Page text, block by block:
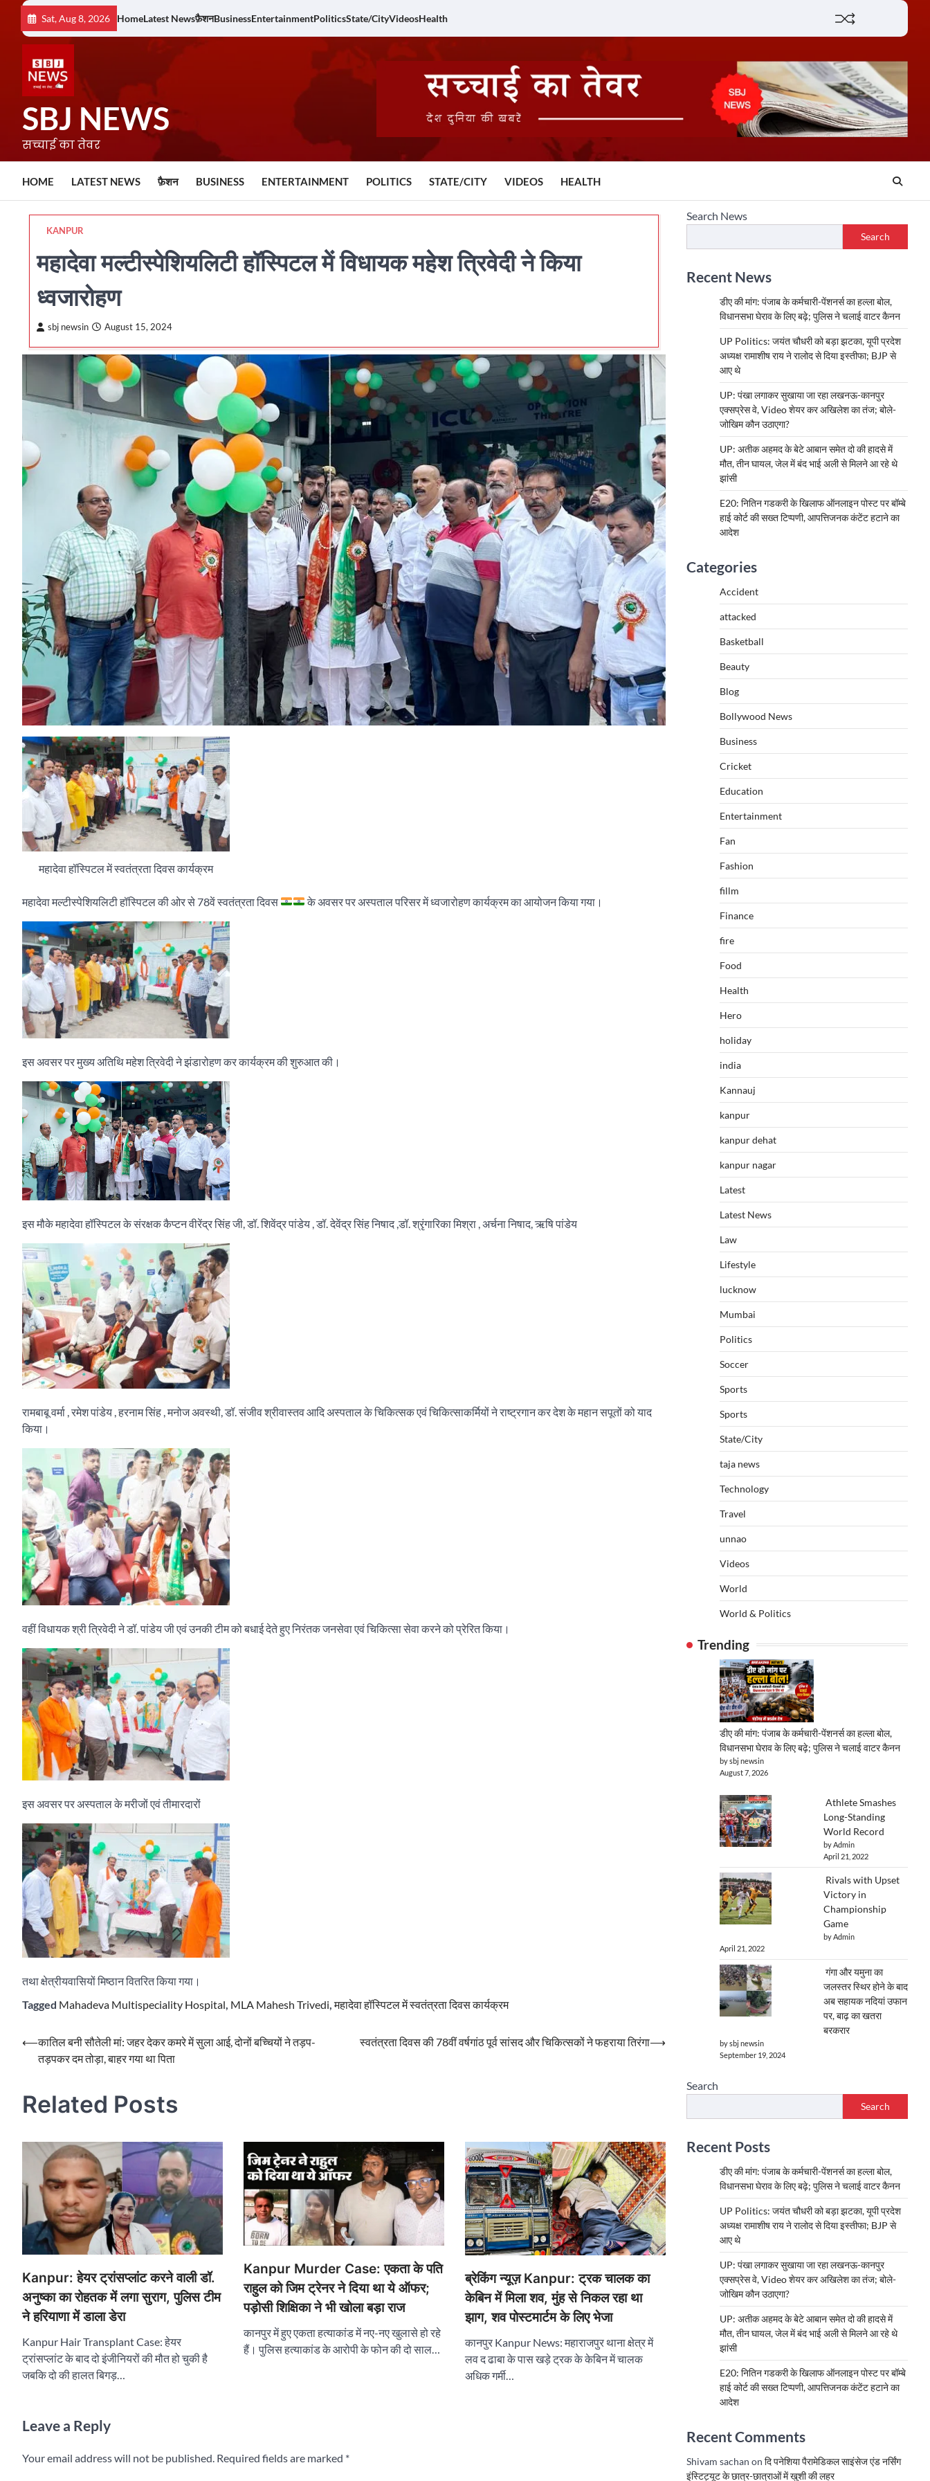
content
Sat, Aug 8, 2026 HomeLatest Newsफ़ैशनBusinessEntertainmentPoliticsState/CityVideosHealth
SBJ NEWS
सच्चाई का तेवर
HOME LATEST NEWS फ़ैशन BUSINESS ENTERTAINMENT POLITICS STATE/CITY VIDEOS HEALTH
KANPUR
महादेवा मल्टीस्पेशियलिटी हॉस्पिटल में विधायक महेश त्रिवेदी ने किया
ध्वजारोहण
sbj newsin August 15, 2024
महादेवा हॉस्पिटल में स्वतंत्रता दिवस कार्यक्रम
महादेवा मल्टीस्पेशियलिटी हॉस्पिटल की ओर से 78वें स्वतंत्रता दिवस के अवसर पर अस्पताल परिसर में ध्वजारोहण कार्यक्रम का आयोजन किया गया।
इस अवसर पर मुख्य अतिथि महेश त्रिवेदी ने झंडारोहण कर कार्यक्रम की शुरुआत की।
इस मौके महादेवा हॉस्पिटल के संरक्षक कैप्टन वीरेंद्र सिंह जी, डॉ. शिवेंद्र पांडेय , डॉ. देवेंद्र सिंह निषाद ,डॉ. श्रृंगारिका मिश्रा , अर्चना निषाद, ऋषि पांडेय
रामबाबू वर्मा , रमेश पांडेय , हरनाम सिंह , मनोज अवस्थी, डॉ. संजीव श्रीवास्तव आदि अस्पताल के चिकित्सक एवं चिकित्साकर्मियों ने राष्ट्रगान कर देश के महान सपूतों को याद
किया।
वहीं विधायक श्री त्रिवेदी ने डॉ. पांडेय जी एवं उनकी टीम को बधाई देते हुए निरंतक जनसेवा एवं चिकित्सा सेवा करने को प्रेरित किया।
इस अवसर पर अस्पताल के मरीजों एवं तीमारदारों
तथा क्षेत्रीयवासियों मिष्ठान वितरित किया गया।
Tagged Mahadeva Multispeciality Hospital, MLA Mahesh Trivedi,महादेवा हॉस्पिटल में स्वतंत्रता दिवस कार्यक्रम
Post
navigation
⟵कातिल बनी सौतेली मां: जहर देकर कमरे में सुला आई, दोनों बच्चियों ने तड़प-
तड़पकर दम तोड़ा, बाहर गया था पिता
स्वतंत्रता दिवस की 78वीं वर्षगांठ पूर्व सांसद और चिकित्सकों ने फहराया तिरंगा⟶
Related Posts
Kanpur: हेयर ट्रांसप्लांट करने वाली डॉ.
अनुष्का का रोहतक में लगा सुराग, पुलिस टीम
ने हरियाणा में डाला डेरा
Kanpur Hair Transplant Case: हेयर
ट्रांसप्लांट के बाद दो इंजीनियरों की मौत हो चुकी है
जबकि दो की हालत बिगड़…
Kanpur Murder Case: एकता के पति
राहुल को जिम ट्रेनर ने दिया था ये ऑफर;
पड़ोसी शिक्षिका ने भी खोला बड़ा राज
कानपुर में हुए एकता हत्याकांड में नए-नए खुलासे हो रहे
हैं। पुलिस हत्याकांड के आरोपी के फोन की दो साल…
ब्रेकिंग न्यूज़ Kanpur: ट्रक चालक का
केबिन में मिला शव, मुंह से निकल रहा था
झाग, शव पोस्टमार्टम के लिए भेजा
कानपुर Kanpur News: महाराजपुर थाना क्षेत्र में
लव द ढाबा के पास खड़े ट्रक के केबिन में चालक
अधिक गर्मी…
Leave a Reply
Your email address will not be published. Required fields are marked *
Search News
Search
Recent News
डीए की मांग: पंजाब के कर्मचारी-पेंशनर्स का हल्ला बोल,
विधानसभा घेराव के लिए बढ़े; पुलिस ने चलाई वाटर कैनन
UP Politics: जयंत चौधरी को बड़ा झटका, यूपी प्रदेश
अध्यक्ष रामाशीष राय ने रालोद से दिया इस्तीफा; BJP से
आए थे
UP: पंखा लगाकर सुखाया जा रहा लखनऊ-कानपुर
एक्सप्रेस वे, Video शेयर कर अखिलेश का तंज; बोले-
जोखिम कौन उठाएगा?
UP: अतीक अहमद के बेटे आबान समेत दो की हादसे में
मौत, तीन घायल, जेल में बंद भाई अली से मिलने आ रहे थे
झांसी
E20: नितिन गडकरी के खिलाफ ऑनलाइन पोस्ट पर बॉम्बे
हाई कोर्ट की सख्त टिप्पणी, आपत्तिजनक कंटेंट हटाने का
आदेश
Categories
Accident
attacked
Basketball
Beauty
Blog
Bollywood News
Business
Cricket
Education
Entertainment
Fan
Fashion
fillm
Finance
fire
Food
Health
Hero
holiday
india
Kannauj
kanpur
kanpur dehat
kanpur nagar
Latest
Latest News
Law
Lifestyle
lucknow
Mumbai
Politics
Soccer
Sports
Sports
State/City
taja news
Technology
Travel
unnao
Videos
World
World & Politics
Trending
डीए की मांग: पंजाब के कर्मचारी-पेंशनर्स का हल्ला बोल,
विधानसभा घेराव के लिए बढ़े; पुलिस ने चलाई वाटर कैनन
by sbj newsin
August 7, 2026
Athlete Smashes
Long-Standing
World Record
by Admin
April 21, 2022
Rivals with Upset
Victory in
Championship
Game
by Admin
April 21, 2022
गंगा और यमुना का
जलस्तर स्थिर होने के बाद
अब सहायक नदियां उफान
पर, बाढ़ का खतरा
बरकरार
by sbj newsin
September 19, 2024
Search
Search
Recent Posts
डीए की मांग: पंजाब के कर्मचारी-पेंशनर्स का हल्ला बोल,
विधानसभा घेराव के लिए बढ़े; पुलिस ने चलाई वाटर कैनन
UP Politics: जयंत चौधरी को बड़ा झटका, यूपी प्रदेश
अध्यक्ष रामाशीष राय ने रालोद से दिया इस्तीफा; BJP से
आए थे
UP: पंखा लगाकर सुखाया जा रहा लखनऊ-कानपुर
एक्सप्रेस वे, Video शेयर कर अखिलेश का तंज; बोले-
जोखिम कौन उठाएगा?
UP: अतीक अहमद के बेटे आबान समेत दो की हादसे में
मौत, तीन घायल, जेल में बंद भाई अली से मिलने आ रहे थे
झांसी
E20: नितिन गडकरी के खिलाफ ऑनलाइन पोस्ट पर बॉम्बे
हाई कोर्ट की सख्त टिप्पणी, आपत्तिजनक कंटेंट हटाने का
आदेश
Recent Comments
Shivam sachan on दि पनेशिया पैरामेडिकल साइंसेज एंड नर्सिंग
इंस्टिट्यूट के छात्र-छात्राओं में खुशी की लहर